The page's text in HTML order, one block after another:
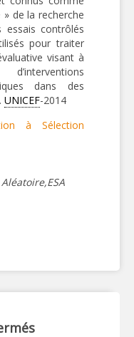
» de la recherche
essais contrôlés
pour traiter
visant à
dans des
UNICEF-2014
à Sélection